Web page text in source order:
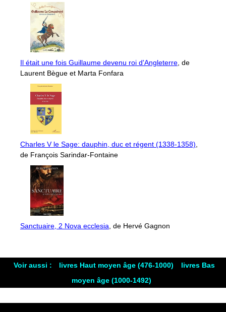
Il était une fois Guillaume devenu roi d'Angleterre, de
Laurent Bègue et Marta Fonfara
Charles V le Sage: dauphin, duc et régent (1338-1358),
de François Sarindar-Fontaine
Sanctuaire, 2 Nova ecclesia, de Hervé Gagnon
Voir aussi : livres Haut moyen âge (476-1000)
livres Bas
moyen âge (1000-1492)